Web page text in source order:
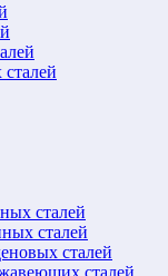
сталей
сталей
сталей